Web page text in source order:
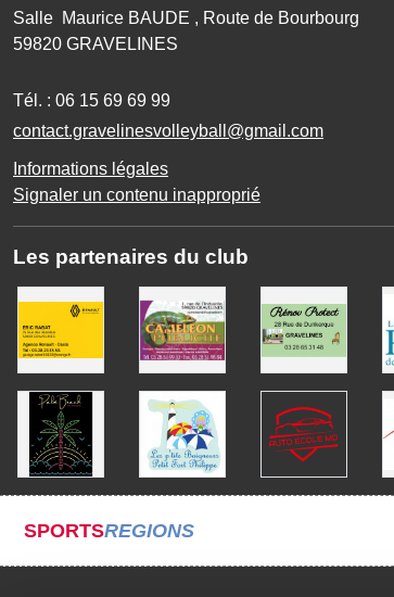
Salle Maurice BAUDE , Route de Bourbourg
59820 GRAVELINES
Tél. : 06 15 69 69 99
contact.gravelinesvolleyball@gmail.com
Informations légales
Signaler un contenu inapproprié
Les partenaires du club
SPORTSREGIONS